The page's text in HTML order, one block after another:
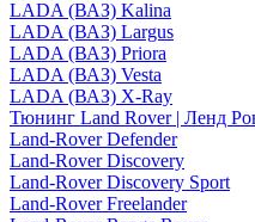
LADA (ВАЗ) Kalina
LADA (ВАЗ) Largus
LADA (ВАЗ) Priora
LADA (ВАЗ) Vesta
LADA (ВАЗ) X-Ray
Тюнинг Land Rover | Ленд
Land-Rover Defender
Land-Rover Discovery
Land-Rover Discovery Sport
Land-Rover Freelander